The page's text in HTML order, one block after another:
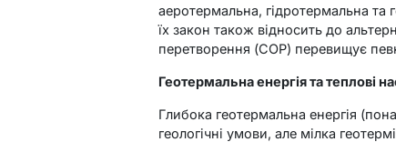
аеротермальна, гідротермальна та
їх закон також відносить до
перетворення (COP) перевищує
Геотермальна енергія та теплові
Глибока геотермальна енергія
геологічні умови, але мілка